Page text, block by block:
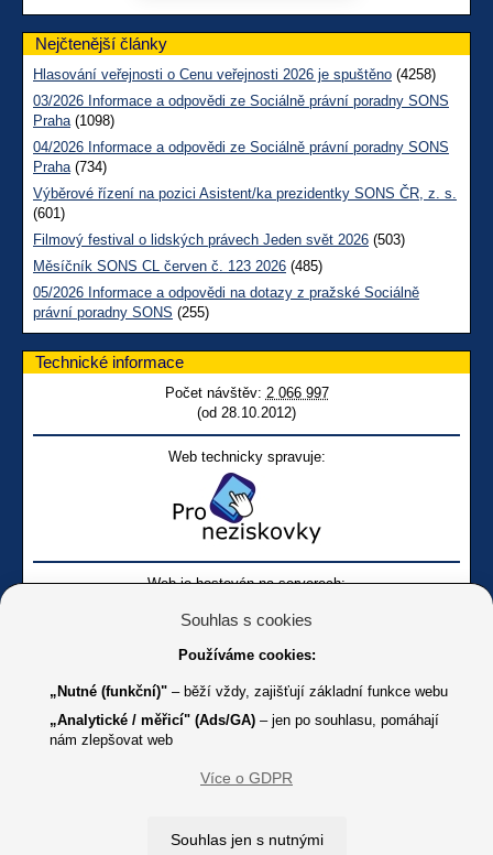
Nejčtenější články
Hlasování veřejnosti o Cenu veřejnosti 2026 je spuštěno (4258)
03/2026 Informace a odpovědi ze Sociálně právní poradny SONS
Praha(1098)
04/2026 Informace a odpovědi ze Sociálně právní poradny SONS
Praha(734)
Výběrové řízení na pozici Asistent/ka prezidentky SONS ČR, z. s.
(601)
Filmový festival o lidských právech Jeden svět 2026 (503)
Měsíčník SONS CL červen č. 123 2026 (485)
05/2026 Informace a odpovědi na dotazy z pražské Sociálně
právní poradny SONS (255)
Technické informace
Počet návštěv: 2 066 997
(od 28.10.2012)
Web technicky spravuje:
Web je hostován na serverech:
Online
Youtube SONS
K jakémukoliv užití textů a obrázků uvedených na tomto serveru je
Souhlas s cookies
Používáme cookies:
„Nutné (funkční)" – běží vždy, zajišťují základní funkce webu
„Analytické / měřicí" (Ads/GA) – jen po souhlasu, pomáhají
nám zlepšovat web
Více o GDPR
Souhlas jen s nutnými